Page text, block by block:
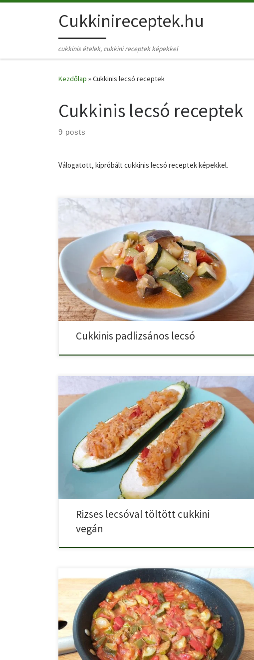
Skip to contentCukkinireceptek.hu
cukkinis ételek, cukkini receptek képekkel
Kezdőlap »Cukkinis lecsó receptek
Cukkinis lecsó receptek
9 posts
Válogatott, kipróbált cukkinis lecsó receptek képekkel.
Vegán cukkinis padlizsános lecsó magyarosan. A mediterrán
lecsók gyakori hozzávalója […]
Cukkinis padlizsános lecsó
Ha összepárosítjuk a nyár két sláger ételét, a lecsót és […]
Rizses lecsóval töltött cukkini
vegán
Hogyan készül a spanyol lecsó? Természetesen cukkinivel,
mert a spanyolok […]